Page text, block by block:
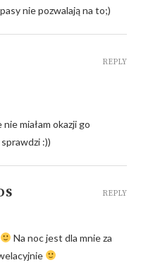
nie pozwalają na to;)
miałam okazji go
:))
REPLY
Na noc jest dla mnie za
REPLY